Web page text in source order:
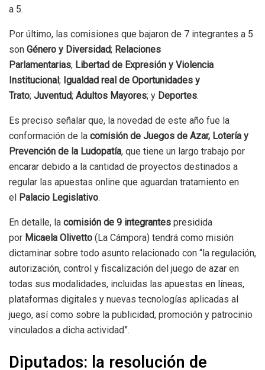
a 5.
Por último, las comisiones que bajaron de 7 integrantes a 5
son Género y Diversidad; Relaciones
Parlamentarias; Libertad de Expresión y Violencia
Institucional; Igualdad real de Oportunidades y
Trato; Juventud; Adultos Mayores; y Deportes.
Es preciso señalar que, la novedad de este año fue la
conformación de la comisión de Juegos de Azar, Lotería y
Prevención de la Ludopatía, que tiene un largo trabajo por
encarar debido a la cantidad de proyectos destinados a
regular las apuestas online que aguardan tratamiento en
el Palacio Legislativo.
En detalle, la comisión de 9 integrantes presidida
por Micaela Olivetto (La Cámpora) tendrá como misión
dictaminar sobre todo asunto relacionado con “la regulación,
autorización, control y fiscalización del juego de azar en
todas sus modalidades, incluidas las apuestas en líneas,
plataformas digitales y nuevas tecnologías aplicadas al
juego, así como sobre la publicidad, promoción y patrocinio
vinculados a dicha actividad”.
Diputados: la resolución de